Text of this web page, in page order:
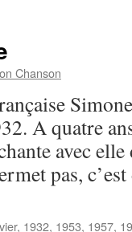
Chanson
A quatre
avec
pas,
, 1932, 1953, 1957,